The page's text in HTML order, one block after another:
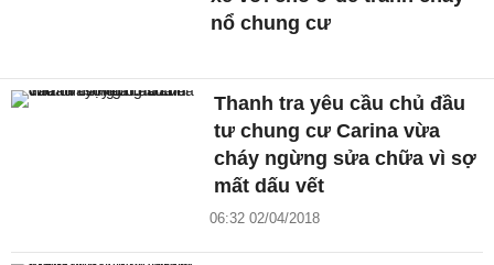
nổ chung cư
Thanh tra yêu cầu chủ đầu
tư chung cư Carina vừa
cháy ngừng sửa chữa vì sợ
mất dấu vết
06:32 02/04/2018